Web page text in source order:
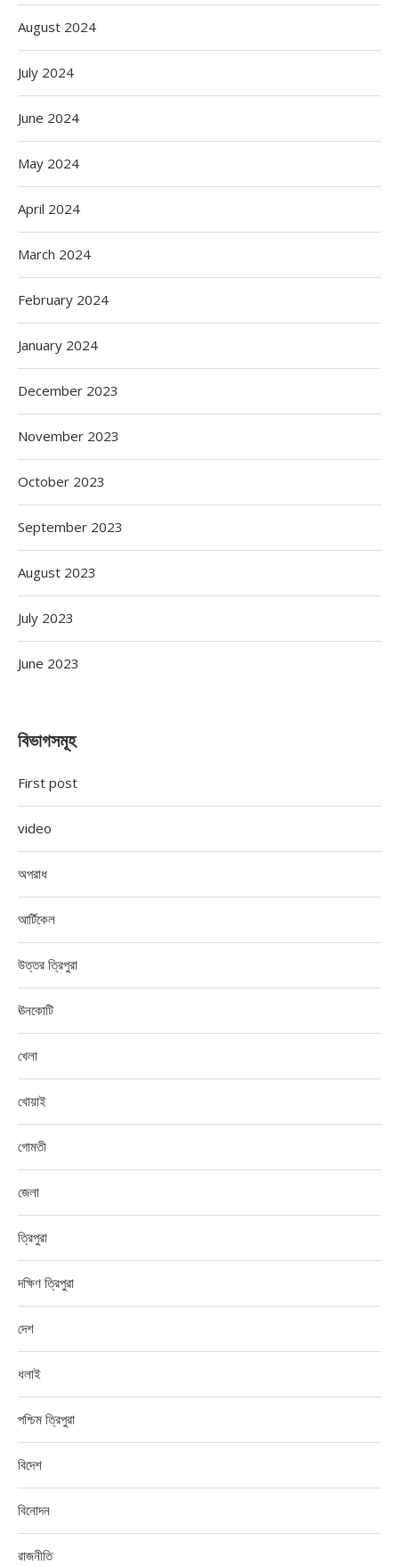
August 2024
July 2024
June 2024
May 2024
April 2024
March 2024
February 2024
January 2024
December 2023
November 2023
October 2023
September 2023
August 2023
July 2023
June 2023
বিভাগসমূহ
First post
video
অপরাধ
আর্টিকেল
উত্তর ত্রিপুরা
ঊনকোটি
খেলা
খোয়াই
গোমতী
জেলা
ত্রিপুরা
দক্ষিণ ত্রিপুরা
দেশ
ধলাই
পশ্চিম ত্রিপুরা
বিদেশ
বিনোদন
রাজনীতি